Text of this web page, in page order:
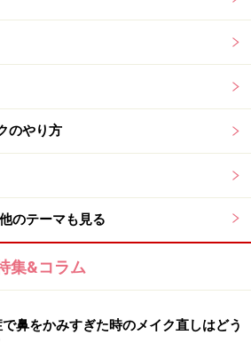
のやり方
他のテーマも見る
集&コラム
鼻をかみすぎた時のメイク直しはどう